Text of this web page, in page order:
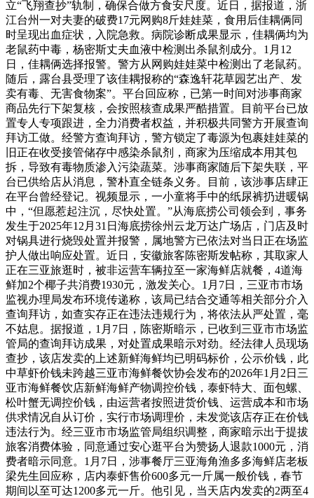
立“飞翔查抄”轨制，确保合做方食安尺度。近日，据报道，浙
江台州一对夫妻的破费17元网购8斤娃娃菜，食用后佳耦俩同
时呈现出血症状，入院急救。病院诊断成果显示，佳耦俩均为
老鼠药中毒，杨密斯丈夫血液中检测出杀鼠剂成分。1月12
日，佳耦俩选择报警。警方从网购娃娃菜中检测出了老鼠药。
随后，露台县受理了该佳耦报称的“森逸轩花草园艺出产、发
卖有毒、无害食物案”。平台回应称，已第一时间对涉事商家
商品先行下架复核，会按照核查成果严酷措置。目前平台已放
置专人专项跟进，全力消费者权益，并积极共同警方开展查询
拜访工做。经警方查询拜访，警方锁定了毒源为包裹娃娃菜的
旧正在收受接管储存中感染杀鼠剂，商家为压缩成本用其包
拆，导致有毒物质渗入污染蔬菜。涉事商家随后下架失联，平
台已供给店从消息，警朴直全链条义务。目前，该涉事店肆正
在平台曾经登记。视频显示，一小童将手中的纸尿裤扔进暖锅
中，“但愿惹起注沉，尽快处置。”从海底捞公司领会到，事务
发生于2025年12月31日海底捞徐州云龙万达广场店，门店及时
对锅具进行烧毁处置并报警，属地警方已依法对当日正在场监
护人做出响应处置。近日，安徽旅客陈密斯发帖称，其取家人
正在三亚旅逛时，被非运营车辆拉至一家海鲜店就餐，4道海
鲜加2个椰子共消费1930元，激发关心。1月7日，三亚市市场
监视办理局发布环境传递称，该局已结合交通等相关部分介入
查询拜访，如查实存正在违法违规行为，将依法从严处置，毫
不姑息。据报道，1月7日，陈密斯暗示，已收到三亚市市场监
管局的查询拜访成果，对处置成果暗示对劲。经法律人员现场
查抄，该店发卖的上述新鲜海鲜均已明码标价，公示价钱，此
中草虾价钱未跨越三亚市海鲜餐饮协会发布的2026年1月2日三
亚市海鲜餐饮店新鲜海鲜产物调控价钱，泰虾特大、面包螺、
松叶蟹无调控价钱，由运营者按照进货价钱、运营成本和市场
供求情况自从订价，实行市场调理价，未发觉该店存正在价钱
违法行为。经三亚市市场监管局组织调整，商家暗示出于提拔
旅客消费体验，同意通过安心逛平台为赞扬人退款1000元，消
费者暗示同意。1月7日，涉事餐厅三亚海角渔多多海鲜店老板
梁先生回应称，店内泰虾售价600多元一斤属一般价钱，春节
期间以至可达1200多元一斤。他引见，当天店内发卖的2两至4